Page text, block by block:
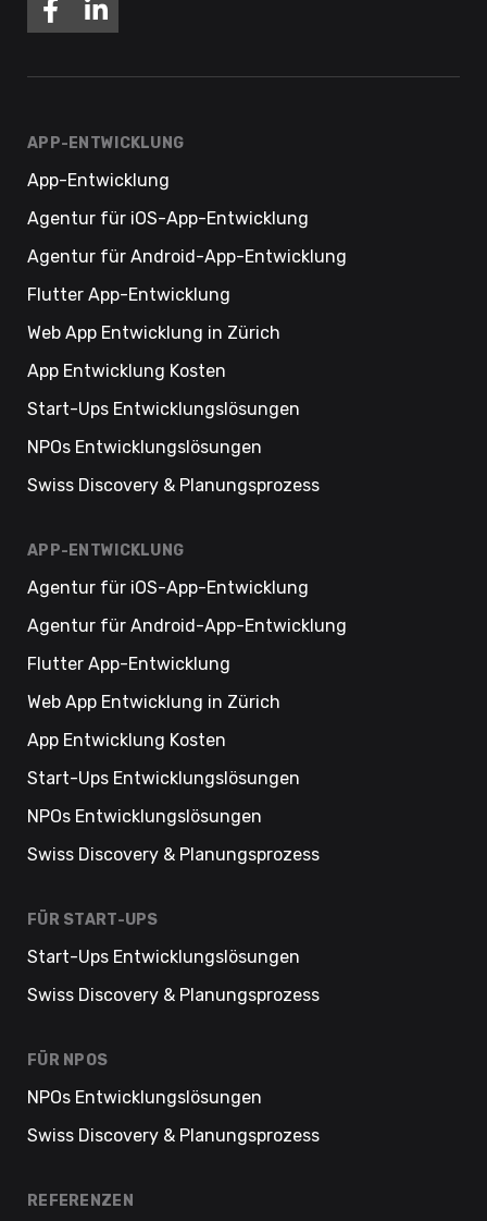
APP-ENTWICKLUNG
App-Entwicklung
Agentur für iOS-App-Entwicklung
Agentur für Android-App-Entwicklung
Flutter App-Entwicklung
Web App Entwicklung in Zürich
App Entwicklung Kosten
Start-Ups Entwicklungslösungen
NPOs Entwicklungslösungen
Swiss Discovery & Planungsprozess
APP-ENTWICKLUNG
Agentur für iOS-App-Entwicklung
Agentur für Android-App-Entwicklung
Flutter App-Entwicklung
Web App Entwicklung in Zürich
App Entwicklung Kosten
Start-Ups Entwicklungslösungen
NPOs Entwicklungslösungen
Swiss Discovery & Planungsprozess
FÜR START-UPS
Start-Ups Entwicklungslösungen
Swiss Discovery & Planungsprozess
FÜR NPOS
NPOs Entwicklungslösungen
Swiss Discovery & Planungsprozess
REFERENZEN